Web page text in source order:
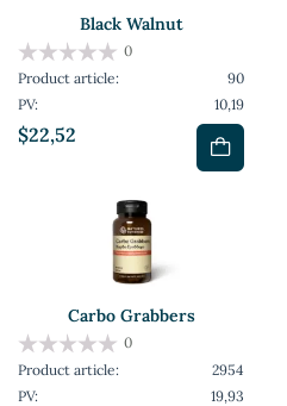
Black Walnut
$22,52
0
Product article:
90
PV:
10,19
Carbo Grabbers
0
Product article:
2954
PV:
19,93